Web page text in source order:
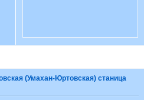
(Умахан-Юртовская) станица